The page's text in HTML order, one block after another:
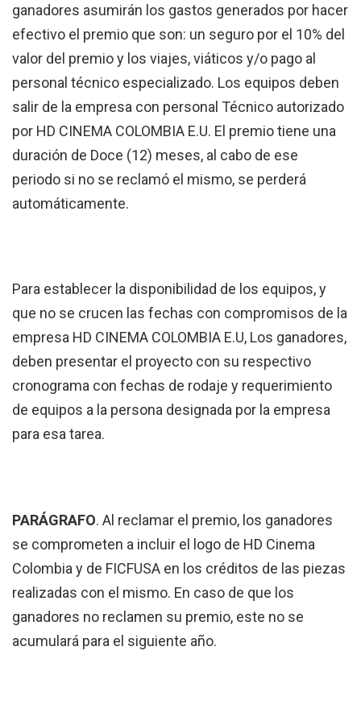
ganadores asumirán los gastos generados por hacer
efectivo el premio que son: un seguro por el 10% del
valor del premio y los viajes, viáticos y/o pago al
personal técnico especializado. Los equipos deben
salir de la empresa con personal Técnico autorizado
por HD CINEMA COLOMBIA E.U. El premio tiene una
duración de Doce (12) meses, al cabo de ese
periodo si no se reclamó el mismo, se perderá
automáticamente.
Para establecer la disponibilidad de los equipos, y
que no se crucen las fechas con compromisos de la
empresa HD CINEMA COLOMBIA E.U, Los ganadores,
deben presentar el proyecto con su respectivo
cronograma con fechas de rodaje y requerimiento
de equipos a la persona designada por la empresa
para esa tarea.
PARÁGRAFO. Al reclamar el premio, los ganadores
se comprometen a incluir el logo de HD Cinema
Colombia y de FICFUSA en los créditos de las piezas
realizadas con el mismo. En caso de que los
ganadores no reclamen su premio, este no se
acumulará para el siguiente año.